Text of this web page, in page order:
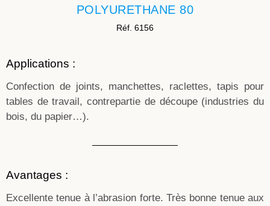
POLYURETHANE 80
Réf. 6156
Applications :
Confection de joints, manchettes, raclettes, tapis pour
tables de travail, contrepartie de découpe (industries du
bois, du papier…).
Avantages :
Excellente tenue à l’abrasion forte. Très bonne tenue aux